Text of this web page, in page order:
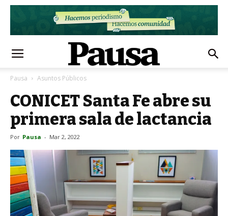
Pausa Asuntos Públicos
CONICET Santa Fe abre su
primera sala de lactancia
Por Pausa - Mar 2, 2022